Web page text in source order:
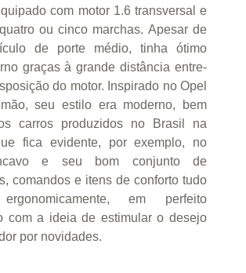
com motor 1.6 transversal e
ou cinco marchas. Apesar de
de porte médio, tinha ótimo
graças à grande distância entre-
do motor. Inspirado no Opel
seu estilo era moderno, bem
carros produzidos no Brasil na
fica evidente, por exemplo, no
e seu bom conjunto de
comandos e itens de conforto tudo
em perfeito
com a ideia de estimular o desejo
por novidades.